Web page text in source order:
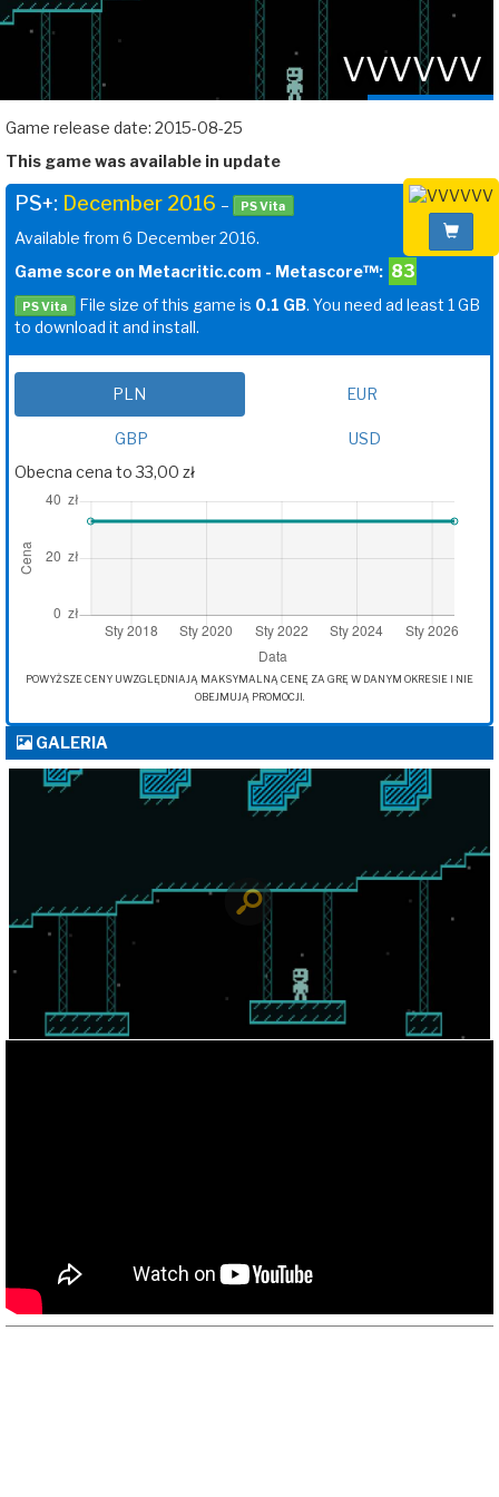
VVVVVV
Game release date: 2015-08-25
This game was available in update
PS+: December 2016 – PS Vita
Available from 6 December 2016.
Game score on Metacritic.com - Metascore™: 83
PS Vita File size of this game is 0.1 GB. You need ad least 1 GB
to download it and install.
PLN EUR
GBP
USD
Obecna cena to 33,00 zł
POWYŻSZE CENY UWZGLĘDNIAJĄ MAKSYMALNĄ CENĘ ZA GRĘ W DANYM OKRESIE I NIE
OBEJMUJĄ PROMOCJI.
GALERIA